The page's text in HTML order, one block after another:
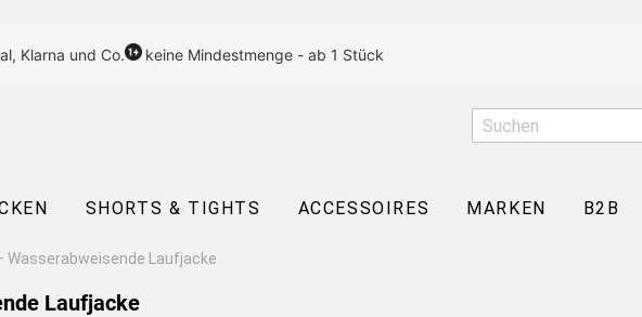
Klarna und Co. keine Mindestmenge - ab 1 Stück
SHORTS & TIGHTS ACCESSOIRES MARKEN B2B
Wasserabweisende Laufjacke
Laufjacke